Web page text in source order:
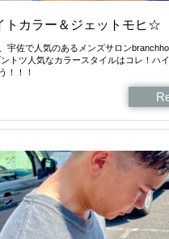
トカラー＆ジェットモヒ☆
宇佐で人気のあるメンズサロン
トツ人気なカラースタイルはコレ！ハ
！！！